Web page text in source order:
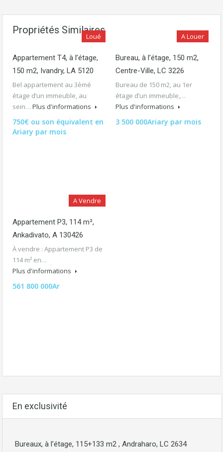
Propriétés Similaires
Loué
Appartement T4, à l’étage,
150 m2, Ivandry, LA 5120
Bel appartement au 3èmé
étage d’un immeuble, au
sein… Plus d'informations
750€ ou son équivalent en
Ariary par mois
A Louer
Bureau, à l’étage, 150 m2,
Centre-Ville, LC 3226
Bureau de 150 m2, au 1er
étage d’un immeuble,…
Plus d'informations
3 500 000Ariary par mois
A Vendre
Appartement P3, 114 m²,
Ankadivato, A 130426
À vendre : Appartement P3 de
114 m² en…
Plus d'informations
561 800 000Ar
En exclusivité
Bureaux, à l’étage, 115+133 m2 , Andraharo, LC 2634